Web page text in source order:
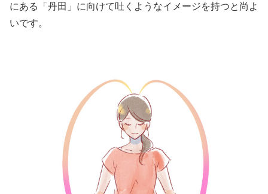
にある「丹田」に向けて吐くようなイメージを持つと尚よ
いです。